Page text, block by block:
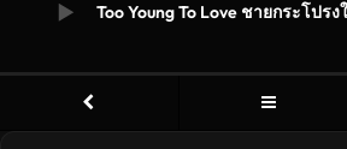
Too Young To Love ชายกระโปร